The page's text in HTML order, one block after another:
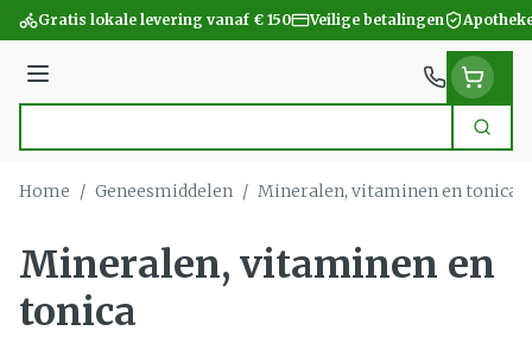
Ga naar de inhoud
Gratis lokale levering vanaf € 150 Veilige betalingen
Menu
Zoek
Home / Geneesmiddelen / Mineralen, vitaminen en tonica
Mineralen, vitaminen en
tonica